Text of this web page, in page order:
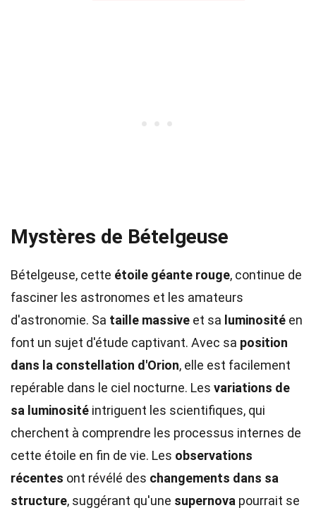
Mystères de Bételgeuse
Bételgeuse, cette étoile géante rouge, continue de
fasciner les astronomes et les amateurs
d'astronomie. Sa taille massive et sa luminosité en
font un sujet d'étude captivant. Avec sa position
dans la constellation d'Orion, elle est facilement
repérable dans le ciel nocturne. Les variations de
sa luminosité intriguent les scientifiques, qui
cherchent à comprendre les processus internes de
cette étoile en fin de vie. Les observations
récentes ont révélé des changements dans sa
structure, suggérant qu'une supernova pourrait se